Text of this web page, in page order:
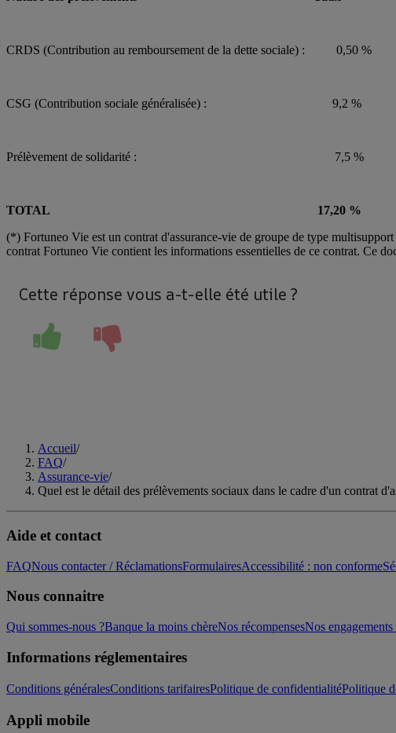
CRDS (Contribution au remboursement de la dette sociale) : 0,50 %
CSG (Contribution sociale généralisée) : 9,2 %
Prélèvement de solidarité : 7,5 %
TOTAL
17,20 %
(*) Fortuneo Vie est un contrat d'assurance-vie de groupe de type
contrat Fortuneo Vie contient les informations essentielles de ce contrat. Ce
Cette réponse vous a-t-elle été utile ?
Accueil/
FAQ/
Assurance-vie/
Quel est le détail des prélèvements sociaux dans le cadre d'un contrat
Aide et contact
FAQNous contacter / RéclamationsFormulairesAccessibilité : non conforme
Nous connaitre
Qui sommes-nous ?Banque la moins chèreNos récompensesNos engagements
Informations réglementaires
Conditions généralesConditions tarifairesPolitique de confidentialitéPolitique
Appli mobile